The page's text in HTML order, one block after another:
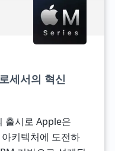
세서의 혁신
출시로 Apple은
키텍처에 도전하